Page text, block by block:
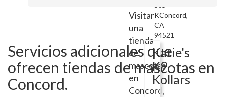
Ste
KConcord,
CA
94521
Katie's
K9
Kollars
Visitar
una
tienda
de
mascotas
en
Concord,
Servicios adicionales que
ofrecen tiendas de mascotas en
Concord.